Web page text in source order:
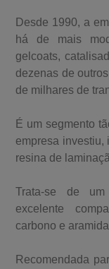
Desde 1990, a
há de mais
gelcoats,
dezenas de
de milhares de
É um segmento
empresa investiu,
resina de
Trata-se de
excelente
carbono e
Recomendada